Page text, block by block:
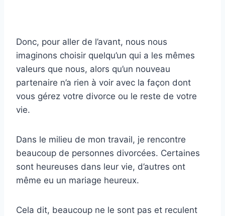
Donc, pour aller de l’avant, nous nous
imaginons choisir quelqu’un qui a les mêmes
valeurs que nous, alors qu’un nouveau
partenaire n’a rien à voir avec la façon dont
vous gérez votre divorce ou le reste de votre
vie.
Dans le milieu de mon travail, je rencontre
beaucoup de personnes divorcées. Certaines
sont heureuses dans leur vie, d’autres ont
même eu un mariage heureux.
Cela dit, beaucoup ne le sont pas et reculent